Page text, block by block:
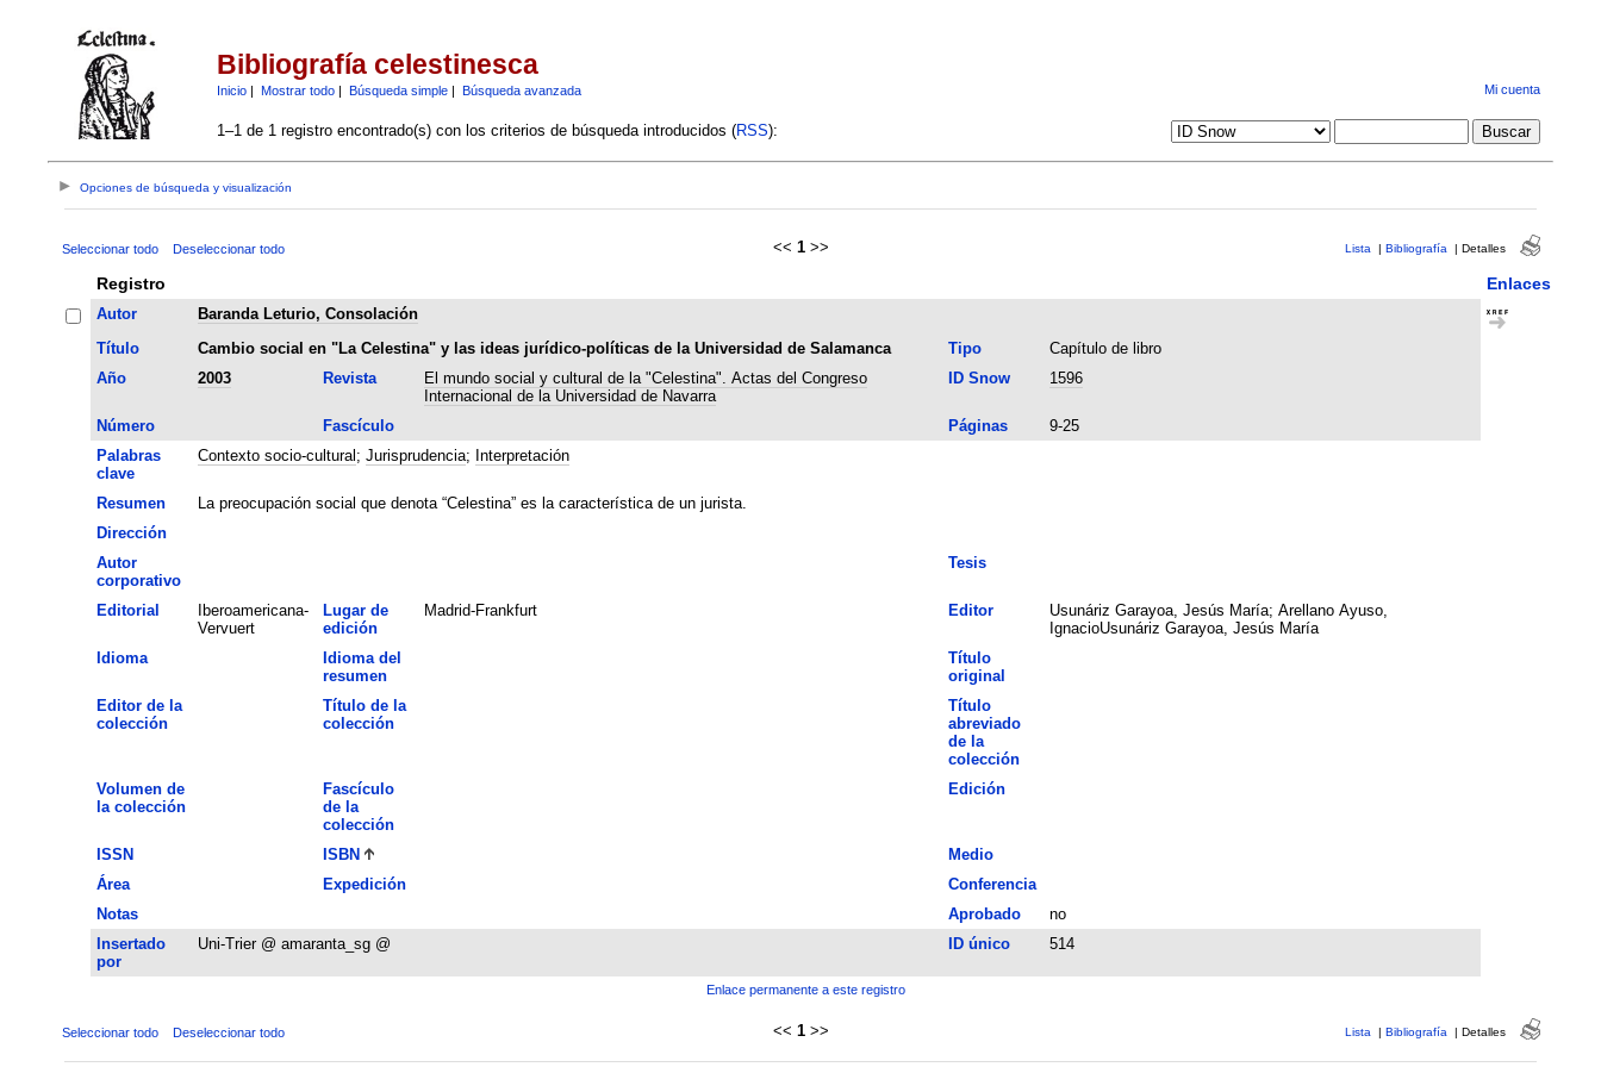
Bibliografía celestinesca
Inicio| Mostrar todo| Búsqueda simple| Búsqueda avanzada Mi cuenta
1–1 de 1 registro encontrado(s) con los criterios de búsqueda introducidos (RSS):
Opciones de búsqueda y visualización
Seleccionar todo Deseleccionar todo << 1 >> Lista | Bibliografía | Detalles
Registro Enlaces
Autor
Baranda Leturio, Consolación
Título
Cambio social en "La Celestina" y las ideas jurídico-políticas de la Universidad de Salamanca Tipo
Capítulo de libro
Año
2003 Revista
El mundo social y cultural de la "Celestina". Actas del Congreso
Internacional de la Universidad de Navarra
ID Snow 1596
Número Fascículo Páginas
9-25
Palabras
clave
Contexto socio-cultural ; Jurisprudencia; Interpretación
Resumen
La preocupación social que denota “Celestina” es la característica de un jurista.
Dirección
Autor
corporativo
Tesis
Editorial
Iberoamericana-
Vervuert
Lugar de
edición
Madrid-Frankfurt Editor
Usunáriz Garayoa, Jesús María; Arellano Ayuso,
IgnacioUsunáriz Garayoa, Jesús María
Idioma
Idioma del
resumen
Título
original
Editor de la
colección
Título de la
colección
Título
abreviado
de la
colección
Volumen de
la colección
Fascículo
de la
colección
Edición
ISSN ISBN
Medio
Área
Expedición
Conferencia
Notas
Aprobado
no
Insertado
por
Uni-Trier @ amaranta_sg @ ID único 514
Enlace permanente a este registro
Seleccionar todo Deseleccionar todo << 1 >> Lista | Bibliografía | Detalles